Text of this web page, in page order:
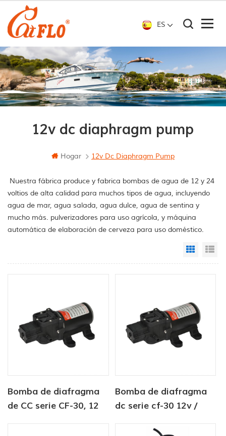
ES
12v dc diaphragm pump
Hogar 12v Dc Diaphragm Pump
Nuestra fábrica produce y fabrica bombas de agua de 12 y 24
voltios de alta calidad para muchos tipos de agua, incluyendo
agua de mar, agua salada, agua dulce, agua de sentina y
mucho más. pulverizadores para uso agrícola, y máquina
automática de elaboración de cerveza para uso doméstico.
Grid
Bomba de diafragma
de CC serie CF-30, 12
Bomba de diafragma
dc serie cf-30 12v /